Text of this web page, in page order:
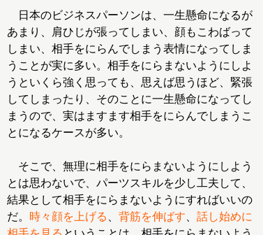
日本のビジネスパーソンは、一生懸命になるが
あまり、肩ひじが張ってしまい、顔もこわばって
しまい、相手をにらんでしまう表情になってしま
うことが実に多い。相手をにらまないようにしよ
うといくら強く思っても、思えば思うほど、緊張
してしまったり、そのことに一生懸命になってし
まうので、実はますます相手をにらんでしまうこ
とになるケースが多い。
そこで、無理に相手をにらまないようにしよう
とは思わないで、パーツスキルを少し工夫して、
結果として相手をにらまないようにすればいいの
だ。 時々顔を上げる 背筋を伸ばす
話し始めに